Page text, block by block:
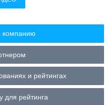
компанию
и рейтингах
для рейтинга